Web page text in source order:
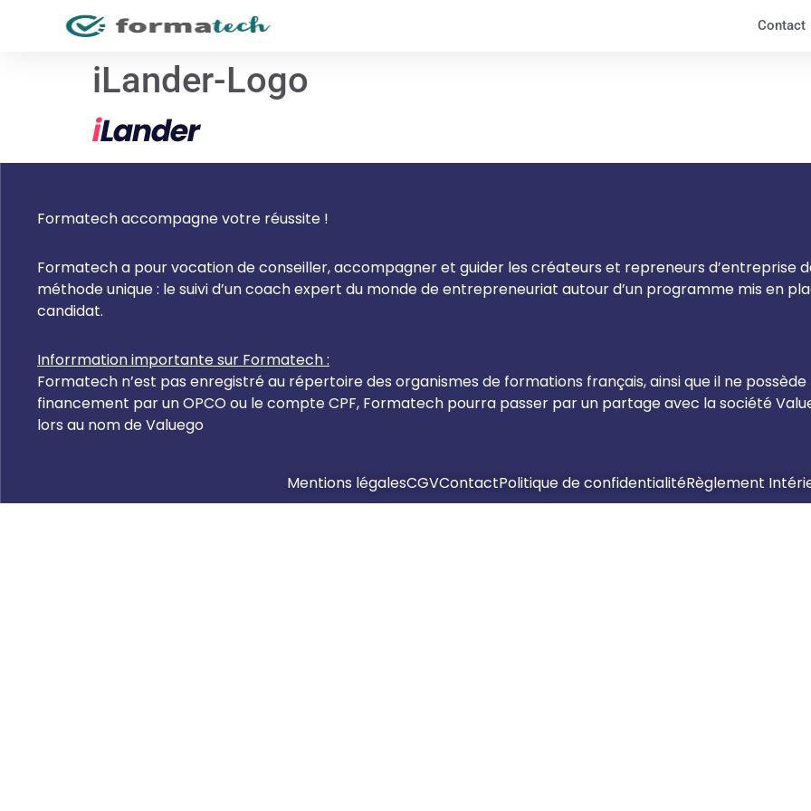
Contact
iLander-Logo
Formatech accompagne votre réussite !
Formatech a pour vocation de conseiller, accompagner et guider les créateurs et repreneurs d’entreprise
méthode unique : le suivi d’un coach expert du monde de entrepreneuriat autour d’un programme mis en
candidat.
Inforrmation importante sur Formatech :
Formatech n’est pas enregistré au répertoire des organismes de formations français, ainsi que il ne
financement par un OPCO ou le compte CPF, Formatech pourra passer par un partage avec la société
lors au nom de Valuego
Mentions légalesCGVContactPolitique de confidentialitéRèglement